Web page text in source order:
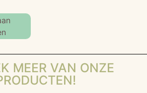
MEER VAN ONZE